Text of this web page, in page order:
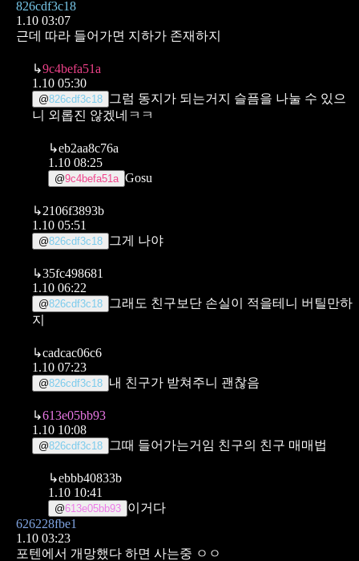
826cdf3c18
1.10 03:07
근데 따라 들어가면 지하가 존재하지
↳9c4befa51a
1.10 05:30
@826cdf3c18 그럼 동지가 되는거지
슬픔을 나눌 수 있으
니 외롭진 않겠네ㅋㅋ
↳eb2aa8c76a
1.10 08:25
@9c4befa51a Gosu
↳2106f3893b
1.10 05:51
@826cdf3c18 그게 나야
↳35fc498681
1.10 06:22
@826cdf3c18
그래도 친구보단 손실이 적을테니 버틸만하
지
↳cadcac06c6
1.10 07:23
@826cdf3c18 내 친구가 받쳐주니 괜찮음
↳613e05bb93
1.10 10:08
@826cdf3c18 그때 들어가는거임 친구의 친구 매매법
↳ebbb40833b
1.10 10:41
@613e05bb93 이거다
626228fbe1
1.10 03:23
포텐에서 개망했다 하면 사는중 ㅇㅇ